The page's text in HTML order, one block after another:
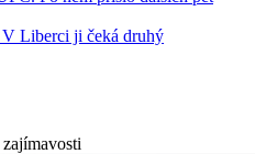
Liberci ji čeká druhý